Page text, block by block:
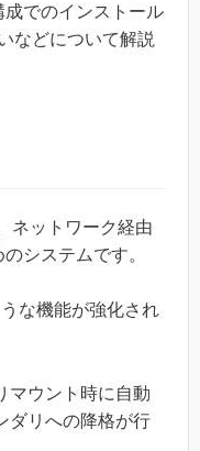
でのインストール
などについて解説
ネットワーク経由
システムです。
な機能が強化され
マウント時に自動
ダリへの降格が行